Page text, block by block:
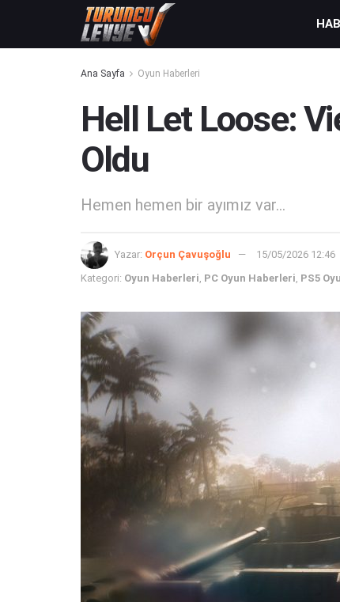
Ana Sayfa Oyun Haberleri
Hell Let Loose:
Oldu
Hemen hemen bir ayımız var...
Yazar: Orçun Çavuşoğlu 15/05/2026 12:46
Kategori: Oyun Haberleri, PC Oyun Haberleri, PS5